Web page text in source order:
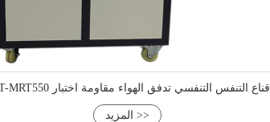
HST-MRT550 قناع التنفس التنفسي تدفق الهواء مقاومة اختبار
المزيد >>